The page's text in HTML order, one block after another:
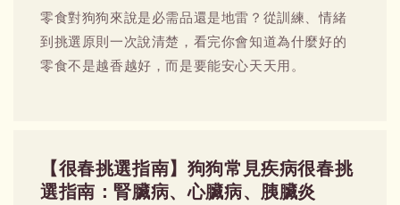
零食對狗狗來說是必需品還是地雷？從訓練、情緒
到挑選原則一次說清楚，看完你會知道為什麼好的
零食不是越香越好，而是要能安心天天用。
【很春挑選指南】狗狗常見疾病很春挑
選指南：腎臟病、心臟病、胰臟炎